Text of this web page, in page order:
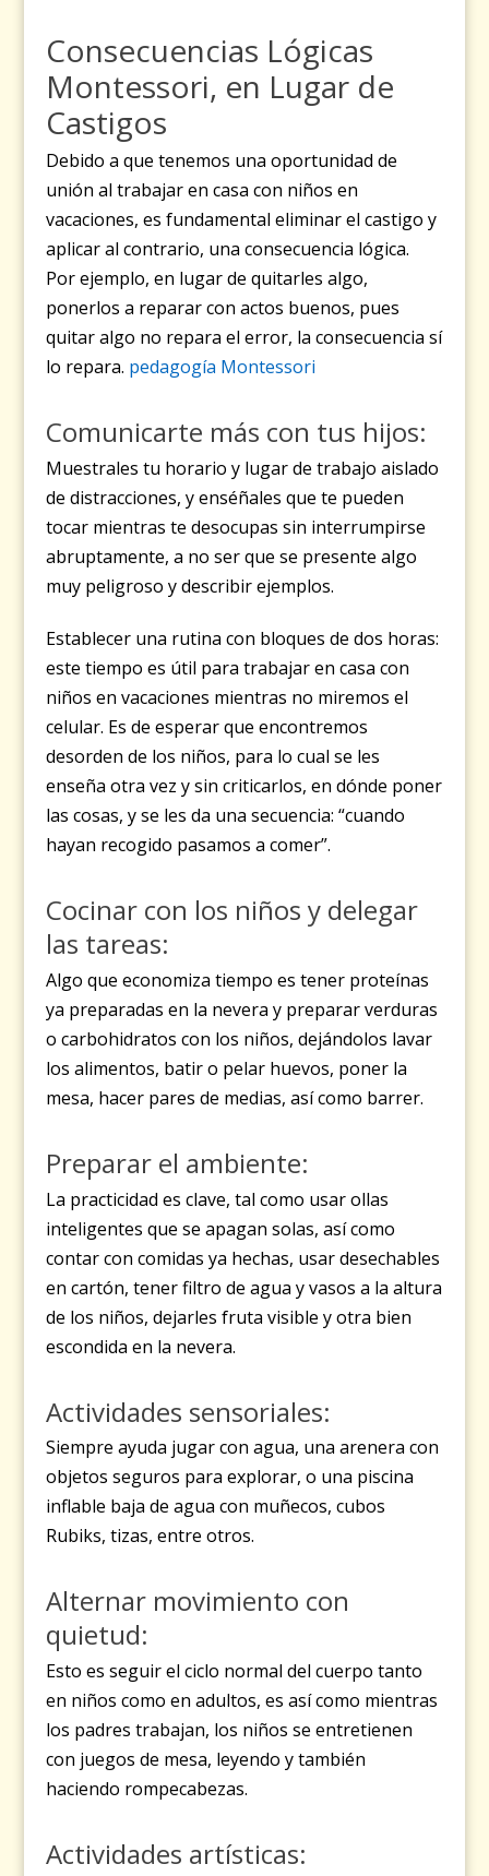
Consecuencias Lógicas
Montessori, en Lugar de
Castigos
Debido a que tenemos una oportunidad de
unión al trabajar en casa con niños en
vacaciones, es fundamental eliminar el castigo y
aplicar al contrario, una consecuencia lógica.
Por ejemplo, en lugar de quitarles algo,
ponerlos a reparar con actos buenos, pues
quitar algo no repara el error, la consecuencia sí
lo repara. pedagogía Montessori
Comunicarte más con tus hijos:
Muestrales tu horario y lugar de trabajo aislado
de distracciones, y enséñales que te pueden
tocar mientras te desocupas sin interrumpirse
abruptamente, a no ser que se presente algo
muy peligroso y describir ejemplos.
Establecer una rutina con bloques de dos horas:
este tiempo es útil para trabajar en casa con
niños en vacaciones mientras no miremos el
celular. Es de esperar que encontremos
desorden de los niños, para lo cual se les
enseña otra vez y sin criticarlos, en dónde poner
las cosas, y se les da una secuencia: “cuando
hayan recogido pasamos a comer”.
Cocinar con los niños y delegar
las tareas:
Algo que economiza tiempo es tener proteínas
ya preparadas en la nevera y preparar verduras
o carbohidratos con los niños, dejándolos lavar
los alimentos, batir o pelar huevos, poner la
mesa, hacer pares de medias, así como barrer.
Preparar el ambiente:
La practicidad es clave, tal como usar ollas
inteligentes que se apagan solas, así como
contar con comidas ya hechas, usar desechables
en cartón, tener filtro de agua y vasos a la altura
de los niños, dejarles fruta visible y otra bien
escondida en la nevera.
Actividades sensoriales:
Siempre ayuda jugar con agua, una arenera con
objetos seguros para explorar, o una piscina
inflable baja de agua con muñecos, cubos
Rubiks, tizas, entre otros.
Alternar movimiento con
quietud:
Esto es seguir el ciclo normal del cuerpo tanto
en niños como en adultos, es así como mientras
los padres trabajan, los niños se entretienen
con juegos de mesa, leyendo y también
haciendo rompecabezas.
Actividades artísticas: